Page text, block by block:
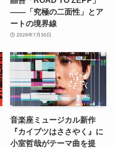
――「究極の二面性」とア
ートの境界線
2026年7月30日
音楽座ミュージカル新作
『カイブツはささやく』に
小室哲哉がテーマ曲を提